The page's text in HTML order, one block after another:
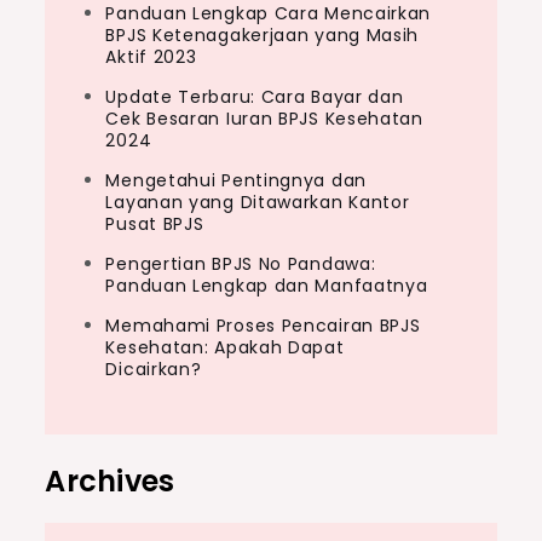
Panduan Lengkap Cara Mencairkan
BPJS Ketenagakerjaan yang Masih
Aktif 2023
Update Terbaru: Cara Bayar dan
Cek Besaran Iuran BPJS Kesehatan
2024
Mengetahui Pentingnya dan
Layanan yang Ditawarkan Kantor
Pusat BPJS
Pengertian BPJS No Pandawa:
Panduan Lengkap dan Manfaatnya
Memahami Proses Pencairan BPJS
Kesehatan: Apakah Dapat
Dicairkan?
Archives